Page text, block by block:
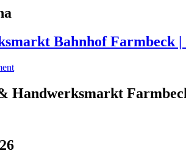
Bahnhof Farmbeck |
Handwerksmarkt